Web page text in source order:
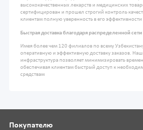
высококачественных лекарств и медицинских
сертифицирован и прошел строгий контроль
клиентам полную уверенность в его
Быстрая доставка благодаря распределенной
Имея более чем 120 филиалов по всему
оперативную и эффективную доставку заказов.
инфраструктура позволяет минимизировать
обеспечивая клиентам быстрый доступ к
средствам
Покупателю